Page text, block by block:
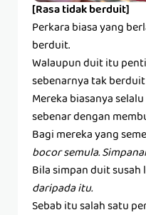
[Rasa tidak berduit]
Perkara biasa yang
berduit.
Walaupun duit itu
sebenarnya tak
Mereka biasanya
sebenar dengan
Bagi mereka yang
bocor semula.
Bila simpan duit susah
daripada itu.
Sebab itu salah satu